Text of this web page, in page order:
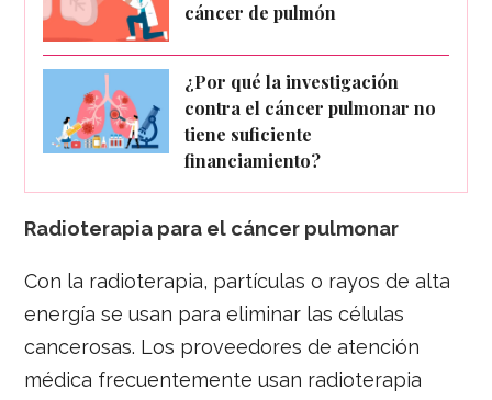
cáncer de pulmón
¿Por qué la investigación
contra el cáncer pulmonar no
tiene suficiente
financiamiento?
Radioterapia para el cáncer pulmonar
Con la radioterapia, partículas o rayos de alta
energía se usan para eliminar las células
cancerosas. Los proveedores de atención
médica frecuentemente usan radioterapia